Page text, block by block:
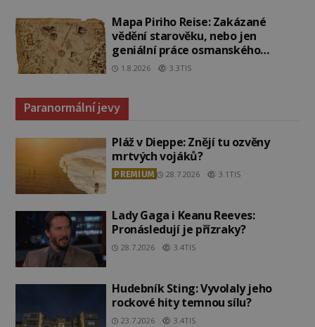
Mapa Piriho Reise: Zakázané
vědění starověku, nebo jen
geniální práce osmanského
admirála?
1.8.2026 3.3TIS
Paranormální jevy
Pláž v Dieppe: Znějí tu ozvěny
mrtvých vojáků?
PREMIUM 28.7.2026 3.1TIS
Lady Gaga i Keanu Reeves:
Pronásledují je přízraky?
28.7.2026 3.4TIS
Hudebník Sting: Vyvolaly jeho
rockové hity temnou sílu?
23.7.2026 3.4TIS